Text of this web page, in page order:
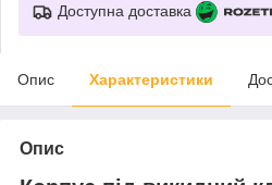
Доступна доставка
Опис Характеристики
Опис